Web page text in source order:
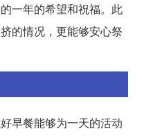
一年的希望和祝福。此
的情况，更能够安心祭
早餐能够为一天的活动